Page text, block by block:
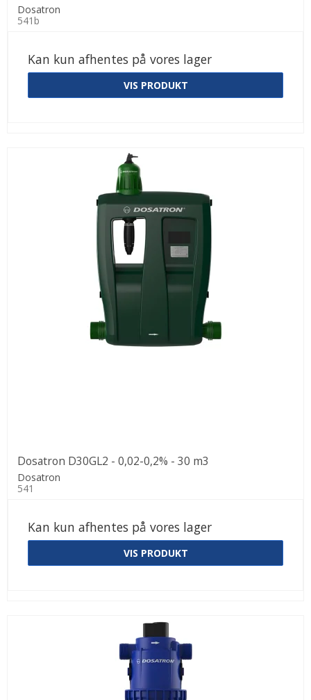
Dosatron
541b
Kan kun afhentes på vores lager
VIS PRODUKT
Dosatron D30GL2 - 0,02-0,2% - 30 m3
Dosatron
541
Kan kun afhentes på vores lager
VIS PRODUKT